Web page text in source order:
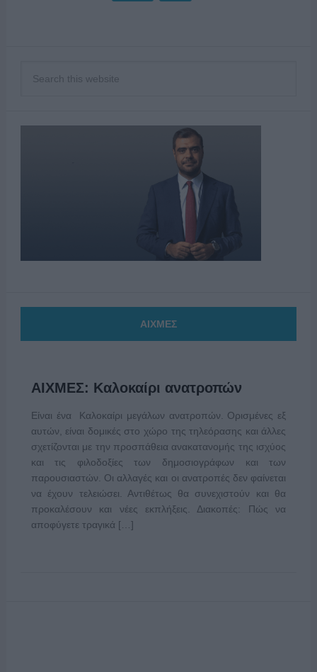
ΑΙΧΜΕΣ
ΑΙΧΜΕΣ: Καλοκαίρι ανατροπών
Είναι ένα Καλοκαίρι μεγάλων ανατροπών. Ορισμένες εξ
αυτών, είναι δομικές στο χώρο της τηλεόρασης και άλλες
σχετίζονται με την προσπάθεια ανακατανομής της ισχύος
και τις φιλοδοξίες των δημοσιογράφων και των
παρουσιαστών. Οι αλλαγές και οι ανατροπές δεν φαίνεται
να έχουν τελειώσει. Αντιθέτως θα συνεχιστούν και θα
προκαλέσουν και νέες εκπλήξεις. Διακοπές: Πώς να
αποφύγετε τραγικά […]